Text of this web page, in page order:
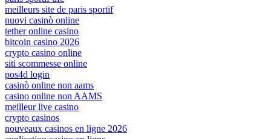
meilleurs site de paris sportif
nuovi casinò online
tether online casino
bitcoin casino 2026
crypto casino online
siti scommesse online
pos4d login
casinò online non aams
casino online non AAMS
meilleur live casino
crypto casinos
nouveaux casinos en ligne 2026